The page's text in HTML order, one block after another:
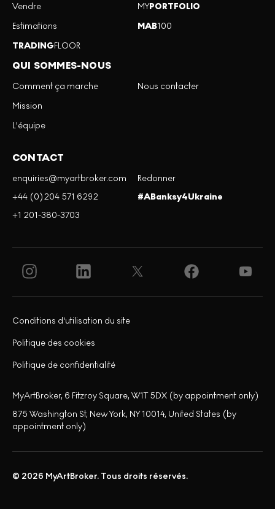
Vendre
Estimations
TRADINGFLOOR
MYPORTFOLIO
MAB100
QUI SOMMES-NOUS
Comment ça marche
Mission
L'équipe
Nous contacter
CONTACT
enquiries@myartbroker.com
+44 (0)204 571 6292
+1 201-380-3703
Redonner
#ABanksy4Ukraine
Politique de confidentialité
Politique des cookies
Conditions d'utilisation du site
MyArtBroker, 6 Fitzroy Square, W1T 5DX (by appointment only)
875 Washington St, New York, NY 10014, United States (by
appointment only)
© 2026 MyArtBroker. Tous droits réservés.